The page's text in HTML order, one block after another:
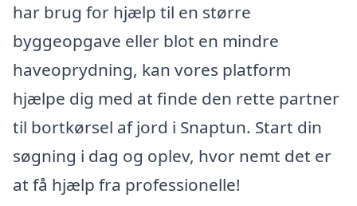
har brug for hjælp til en større
byggeopgave eller blot en mindre
haveoprydning, kan vores platform
hjælpe dig med at finde den rette partner
til bortkørsel af jord i Snaptun. Start din
søgning i dag og oplev, hvor nemt det er
at få hjælp fra professionelle!